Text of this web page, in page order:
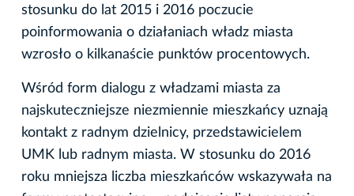
stosunku do lat 2015 i 2016 poczucie
poinformowania o działaniach władz miasta
wzrosło o kilkanaście punktów procentowych.
Wśród form dialogu z władzami miasta za
najskuteczniejsze niezmiennie mieszkańcy uznają
kontakt z radnym dzielnicy, przedstawicielem
UMK lub radnym miasta. W stosunku do 2016
roku mniejsza liczba mieszkańców wskazywała na